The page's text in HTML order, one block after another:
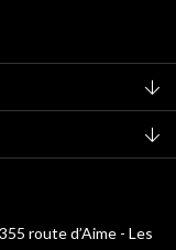
route d’Aime - Les